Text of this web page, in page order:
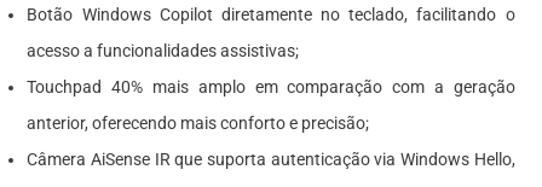
Botão Windows Copilot diretamente no teclado, facilitando o
acesso a funcionalidades assistivas;
Touchpad 40% mais amplo em comparação com a geração
anterior, oferecendo mais conforto e precisão;
Câmera AiSense IR que suporta autenticação via Windows Hello,